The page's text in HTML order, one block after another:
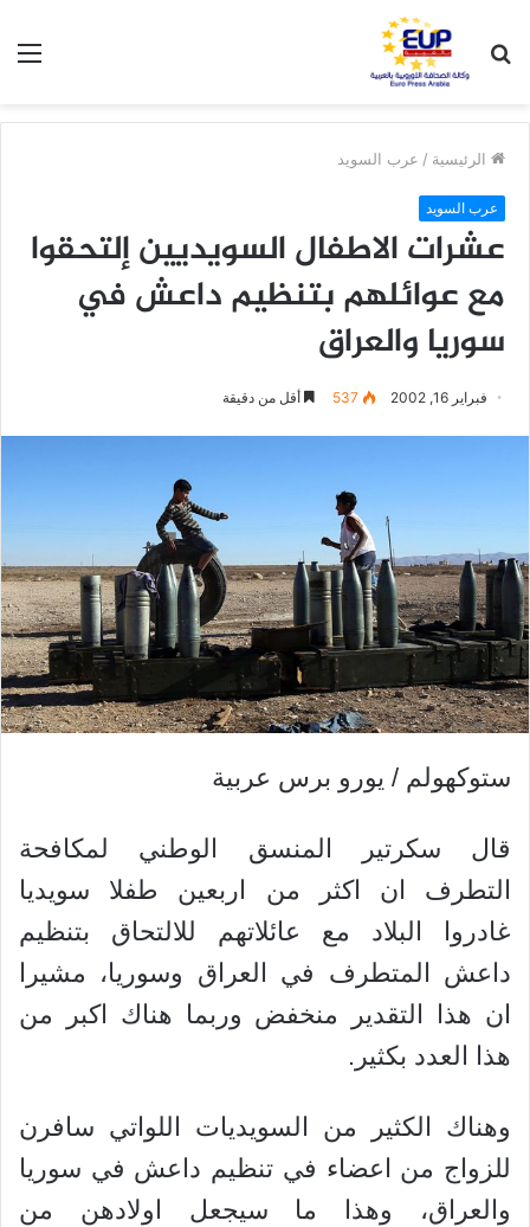
عن
الرئيسية / عرب السويد
عرب السويد
عشرات الاطفال السويديين إلتحقوا
مع عوائلهم بتنظيم داعش في
سوريا والعراق
فبراير 16, 2002 537 أقل من دقيقة
ستوكهولم / يورو برس عربية
قال سكرتير المنسق الوطني لمكافحة
التطرف ان اكثر من اربعين طفلا سويديا
غادروا البلاد مع عائلاتهم للالتحاق بتنظيم
داعش المتطرف في العراق وسوريا، مشيرا
ان هذا التقدير منخفض وربما هناك اكبر من
هذا العدد بكثير.
وهناك الكثير من السويديات اللواتي سافرن
للزواج من اعضاء في تنظيم داعش في سوريا
والعراق، وهذا ما سيجعل اولادهن من